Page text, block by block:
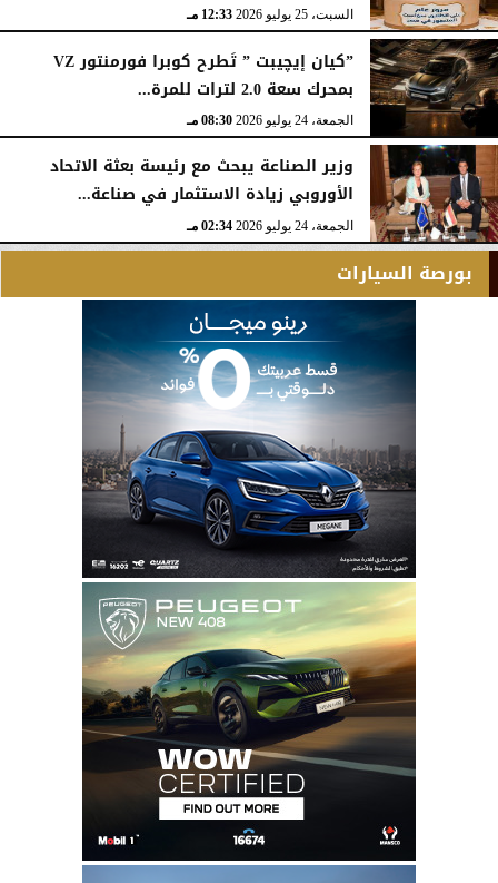
السبت، 25 يوليو 2026 12:33 مـ
”كيان إيچيبت ” تَطرح كوبرا فورمنتور VZ
بمحرك سعة 2.0 لترات للمرة...
الجمعة، 24 يوليو 2026 08:30 مـ
وزير الصناعة يبحث مع رئيسة بعثة الاتحاد
الأوروبي زيادة الاستثمار في صناعة...
الجمعة، 24 يوليو 2026 02:34 مـ
بورصة السيارات